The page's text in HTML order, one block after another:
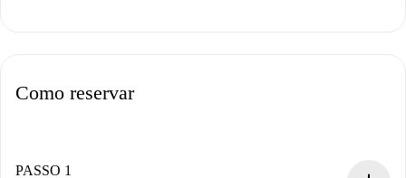
Como reservar
PASSO 1